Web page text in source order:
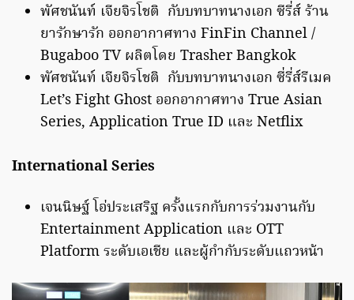
พัศชนันท์ เจียจิรโชติ กับบทบาทนางเอก ซีรี่ส์ ร้าน
ยารักษารัก ออกอากาศทาง FinFin Channel /
Bugaboo TV ผลิตโดย Trasher Bangkok
พัศชนันท์ เจียจิรโชติ กับบทบาทนางเอก ซี่รี่ส์รีเมค
Let’s Fight Ghost ออกอากาศทาง True Asian
Series, Application True ID และ Netflix
International Series
เจนนิษฐ์ โอ่ประเสริฐ ครั้งแรกกับการร่วมงานกับ
Entertainment Application และ OTT
Platform ระดับเอเชีย และผู้กำกับระดับแถวหน้า